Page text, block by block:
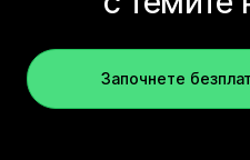
Започнете